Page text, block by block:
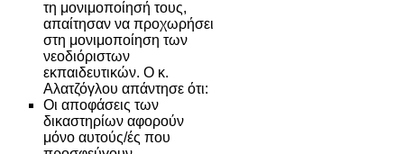
τη μονιμοποίησή τους,
απαίτησαν να προχωρήσει
στη μονιμοποίηση των
νεοδιόριστων
εκπαιδευτικών. Ο κ.
Αλατζόγλου απάντησε ότι:
Οι αποφάσεις των
δικαστηρίων αφορούν
μόνο αυτούς/ές που